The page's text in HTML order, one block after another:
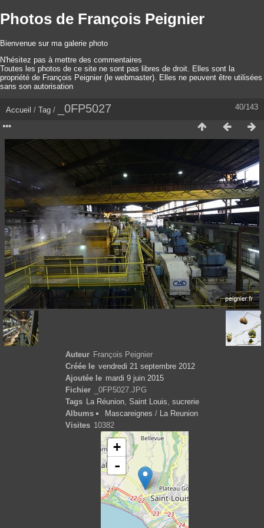
Photos de François Peignier
Bienvenue sur ma galerie photo
N'hésitez pas à mettre des commentaires
Toutes les photos de ce site ne sont pas libres de droit. Elles sont la
propriété de François Peignier (le webmaster). Elles ne peuvent être utilisées
sans son autorisation
40/143
Accueil / Tag / _0FP5027
Auteur François Peignier
Créée le vendredi 21 septembre 2012
Ajoutée le mardi 9 juin 2015
Fichier
_0FP5027.JPG
Tags
La Réunion Saint Louis sucrerie
Albums
Mascareignes /
La Reunion
Visites 10382
+
-